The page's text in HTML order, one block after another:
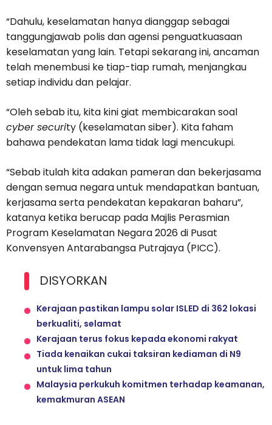
“Dahulu, keselamatan hanya dianggap sebagai
tanggungjawab polis dan agensi penguatkuasaan
keselamatan yang lain. Tetapi sekarang ini, ancaman
telah menembusi ke tiap-tiap rumah, menjangkau
setiap individu dan pelajar.
“Oleh sebab itu, kita kini giat membicarakan soal
cyber security (keselamatan siber). Kita faham
bahawa pendekatan lama tidak lagi mencukupi.
“Sebab itulah kita adakan pameran dan bekerjasama
dengan semua negara untuk mendapatkan bantuan,
kerjasama serta pendekatan kepakaran baharu”,
katanya ketika berucap pada Majlis Perasmian
Program Keselamatan Negara 2026 di Pusat
Konvensyen Antarabangsa Putrajaya (PICC).
DISYORKAN
Kerajaan pastikan lampu solar ISLED di 362 lokasi
berkualiti, selamat
Kerajaan terus fokus kepada ekonomi rakyat
Tiada kenaikan cukai taksiran kediaman di N9
untuk lima tahun
Malaysia perkukuh komitmen terhadap keamanan,
kemakmuran ASEAN